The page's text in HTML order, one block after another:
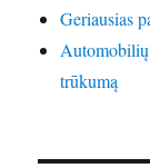
Geriausias
Automobilių
trūkumą